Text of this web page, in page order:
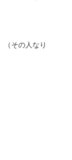
（その人なり